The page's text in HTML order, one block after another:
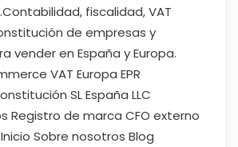
fiscalidad, VAT
de empresas y
vender en España y Europa.
VAT Europa EPR
SL España LLC
Registro de marca CFO externo
Sobre nosotros Blog